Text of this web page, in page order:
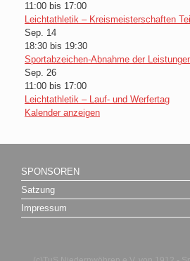
11:00 bis 17:00
Leichtathletik – Kreismeisterschaften
Sep. 14
18:30 bis 19:30
Sportabzeichen-Abnahme der
Sep. 26
11:00 bis 17:00
Leichtathletik – Lauf- und Werfertag
Kalender anzeigen
SPONSOREN
Satzung
Impressum